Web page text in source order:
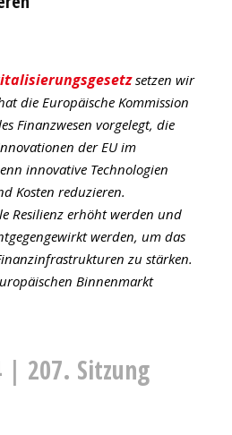
setzen wir
die Europäische Kommission
Finanzwesen vorgelegt, die
der EU im
innovative Technologien
Kosten reduzieren.
Resilienz erhöht werden und
werden, um das
zu stärken.
Binnenmarkt
| 207. Sitzung